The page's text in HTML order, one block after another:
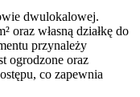
dwulokalowej.
oraz własną działkę do
przynależy
ogrodzone oraz
co zapewnia